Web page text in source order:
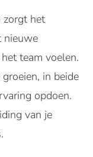
zorgt het
nieuwe
team voelen.
in beide
opdoen.
van je